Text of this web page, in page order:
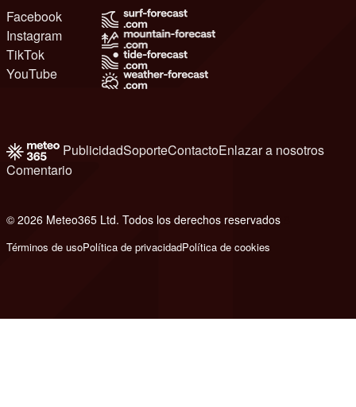
Facebook
Instagram
TikTok
YouTube
PublicidadSoporteContactoEnlazar a nosotros
Comentario
© 2026 Meteo365 Ltd. Todos los derechos reservados
Términos de usoPolítica de privacidadPolítica de cookies